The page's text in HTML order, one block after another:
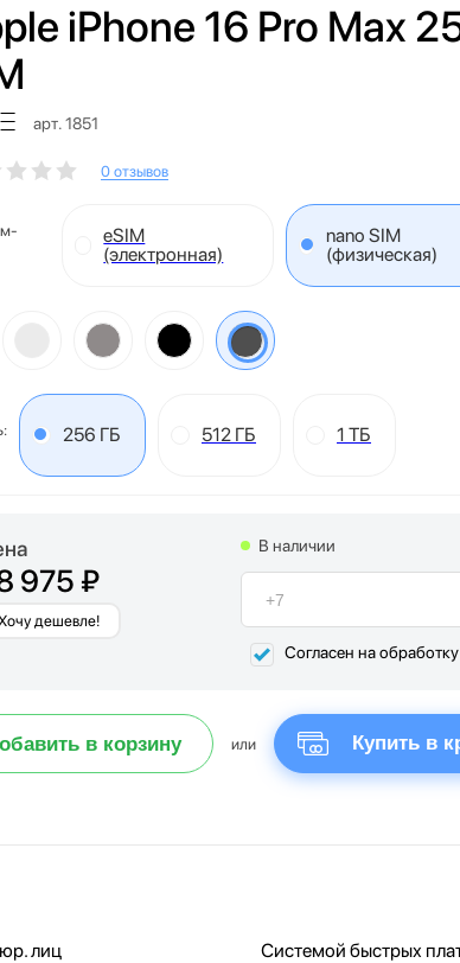
iPhone 16 Pro Max
арт. 1851
0 отзывов
eSIM
(электронная)
nano SIM
(физическая)
256 ГБ 512 ГБ 1 ТБ
975 ₽
дешевле!
В наличии
Согласен на обработку
в корзину или Купить в
лиц Системой быстрых